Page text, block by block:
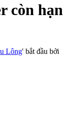
còn hạn
Lông' bắt đầu bởi